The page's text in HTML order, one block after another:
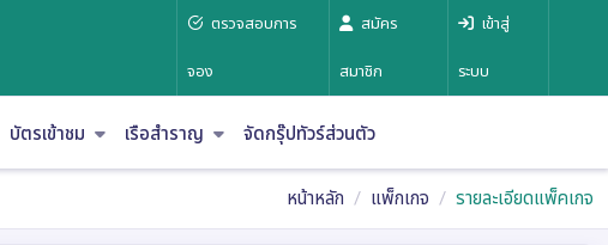
ตรวจสอบการ
จอง
สมัคร
สมาชิก
เข้าสู่
ระบบ
บัตรเข้าชม เรือสำราญ จัดกรุ๊ปทัวร์ส่วนตัว
หน้าหลัก แพ็กเกจ รายละเอียดแพ็คเกจ